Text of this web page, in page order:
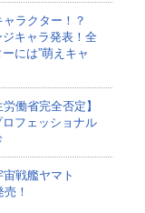
ラクター！？
ジキャラ発表！全
には”萌えキャ
働省完全否定】
フェッショナル
戦艦ヤマト
！